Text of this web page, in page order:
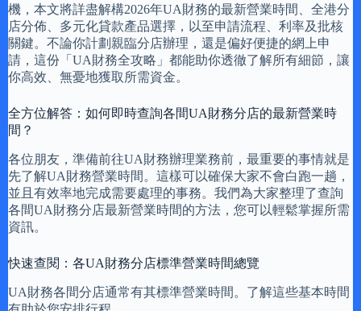
機，本文將詳盡解構2026年UA財務的最新營業時間、全港分
店分佈、多元化貸款產品選擇，以至申請流程、利率及批核
關鍵。不論你計劃親臨分店辦理，還是偏好便捷的網上申
請，這份「UA財務全攻略」都能助你透徹了解所有細節，讓
你高效、無憂地獲取所需資金。
全方位解答：如何即時查詢各間UA財務分店的最新營業時
間？
各位朋友，準備前往UA財務辦理業務前，最重要的事情就是
先了解UA財務營業時間。這樣可以確保大家不會白跑一趟，
並且有效率地完成需要處理的事務。我們為大家整理了查詢
各間UA財務分店最新營業時間的方法，您可以輕鬆掌握所需
資訊。
快速查閱：各UA財務分店標準營業時間總覽
UA財務各間分店通常有其標準營業時間。了解這些基本時間